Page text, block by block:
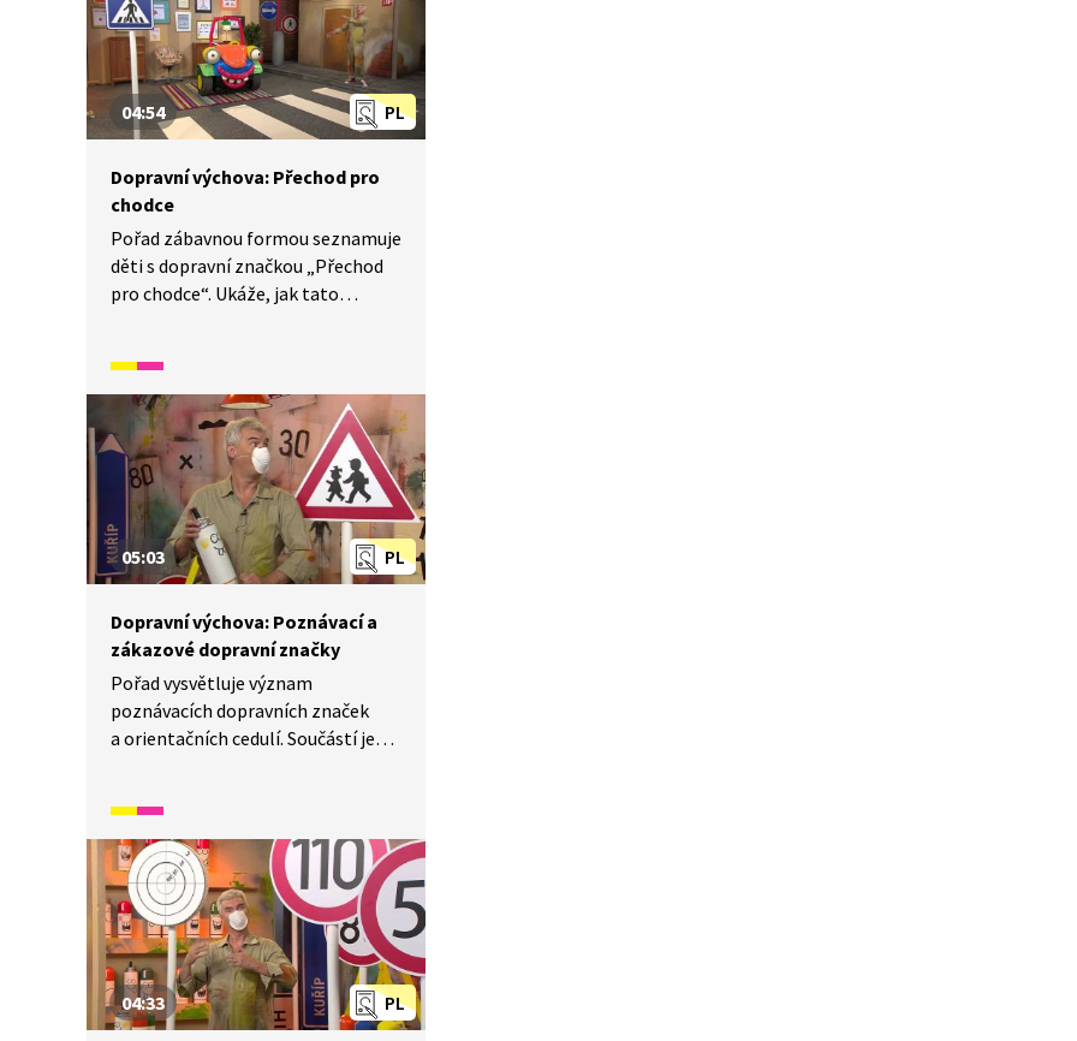
PL
04:54
Dopravní výchova: Přechod pro
chodce
Pořad zábavnou formou seznamuje
děti s dopravní značkou „Přechod
pro chodce“. Ukáže, jak tato
se v pořadu objevuje názorná
ukázka toho, jakým způsobem má
člověk správně přes přechod přejít.
PL
05:03
Dopravní výchova: Poznávací a
zákazové dopravní značky
Pořad vysvětluje význam
poznávacích dopravních značek
a orientačních cedulí. Součástí je
a to formou názorné ukázky.
PL
04:33